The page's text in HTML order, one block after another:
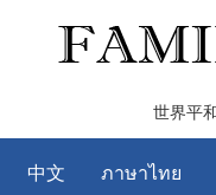
世界平
中文 ภาษาไทย